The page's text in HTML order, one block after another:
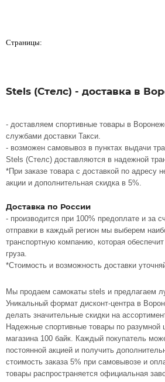
Страницы:
Stels (Стелс) - доставка в
- доставляем спортивные товары в
службами доставки Такси.
- возможен самовывоз в пунктах выдачи
Stels (Стелс) доставляются в надежной
*При заказе товара с доставкой по адресу
акции и дополнительная скидка в 5%.
Доставка по России
- производится при 100% предоплате и за
отправки в каждый регион мы выберем
транспортную компанию, которая
груза.
*Стоимость и возможность доставки
Мы продаем самокаты stels и предлагаем
Уникальный формат дисконт-центра в
делать значительные скидки на
Надежные спортивные товары по разумной
магазина 100 байк. Каждый покупатель
постоянной акцией и получить
стоимость заказа 5% при самовывозе и
товары распространяется официальная